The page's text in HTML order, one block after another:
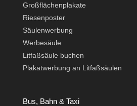
Großflächenplakate
Riesenposter
Säulenwerbung
Werbesäule
Litfaßsäule buchen
Plakatwerbung an Litfaßsäulen
Bus, Bahn & Taxi